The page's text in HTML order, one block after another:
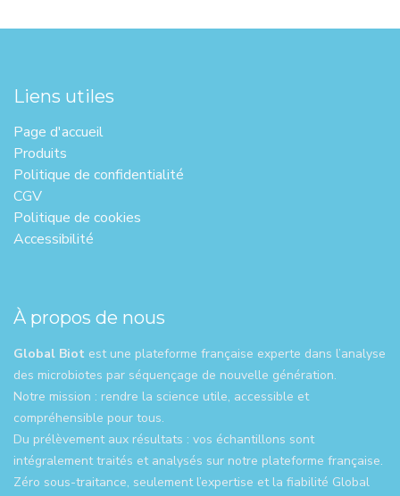
Liens utiles
Page d'ac​cueil
Produits
Politique de confidentialité
CGV
Politique de cookies
Accessibilité
À propos de nous
Global Biot est une plateforme française experte dans l’analyse
des microbiotes par séquençage de nouvelle génération.
Notre mission : rendre la science utile, accessible et
compréhensible pour tous.
Du prélèvement aux résultats : vos échantillons sont
intégralement traités et analysés sur notre plateforme française.
Zéro sous-traitance, seulement l’expertise et la fiabilité Global